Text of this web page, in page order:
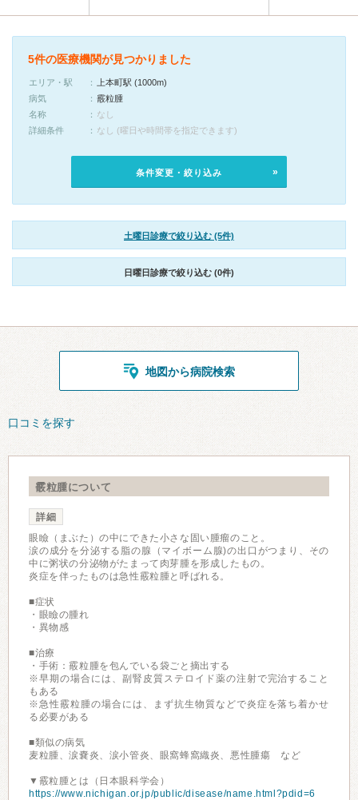
5件の医療機関が見つかりました
エリア・駅
上本町駅 (1000m)
病気
霰粒腫
名称
なし
詳細条件
なし (曜日や時間帯を指定できます)
条件変更・絞り込み
土曜日診療で絞り込む (5件)
日曜日診療で絞り込む (0件)
地図から病院検索
口コミを探す
霰粒腫について
詳細
眼瞼（まぶた）の中にできた小さな固い腫瘤のこと。
涙の成分を分泌する脂の腺（マイボーム腺)の出口がつまり、その
中に粥状の分泌物がたまって肉芽腫を形成したもの。
炎症を伴ったものは急性霰粒腫と呼ばれる。
■症状
・眼瞼の腫れ
・異物感
■治療
・手術：霰粒腫を包んでいる袋ごと摘出する
※早期の場合には、副腎皮質ステロイド薬の注射で完治すること
もある
※急性霰粒腫の場合には、まず抗生物質などで炎症を落ち着かせ
る必要がある
■類似の病気
麦粒腫、涙嚢炎、涙小管炎、眼窩蜂窩織炎、悪性腫瘍 など
▼霰粒腫とは（日本眼科学会）
https://www.nichigan.or.jp/public/disease/name.html?pdid=6